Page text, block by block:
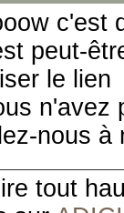
c'est
peut-
le lien
n'avez
nous à
tout